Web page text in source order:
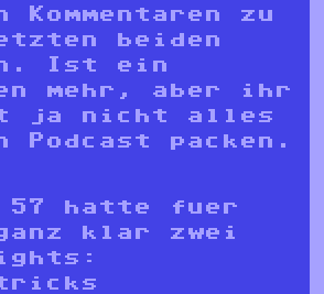
Kommentaren zu
beiden
Ist ein
mehr, aber ihr
ja nicht alles
Podcast packen.
57 hatte fuer
klar zwei